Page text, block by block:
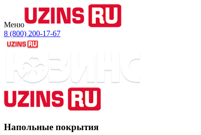
Меню
8 (800) 200-17-67
Напольные покрытия